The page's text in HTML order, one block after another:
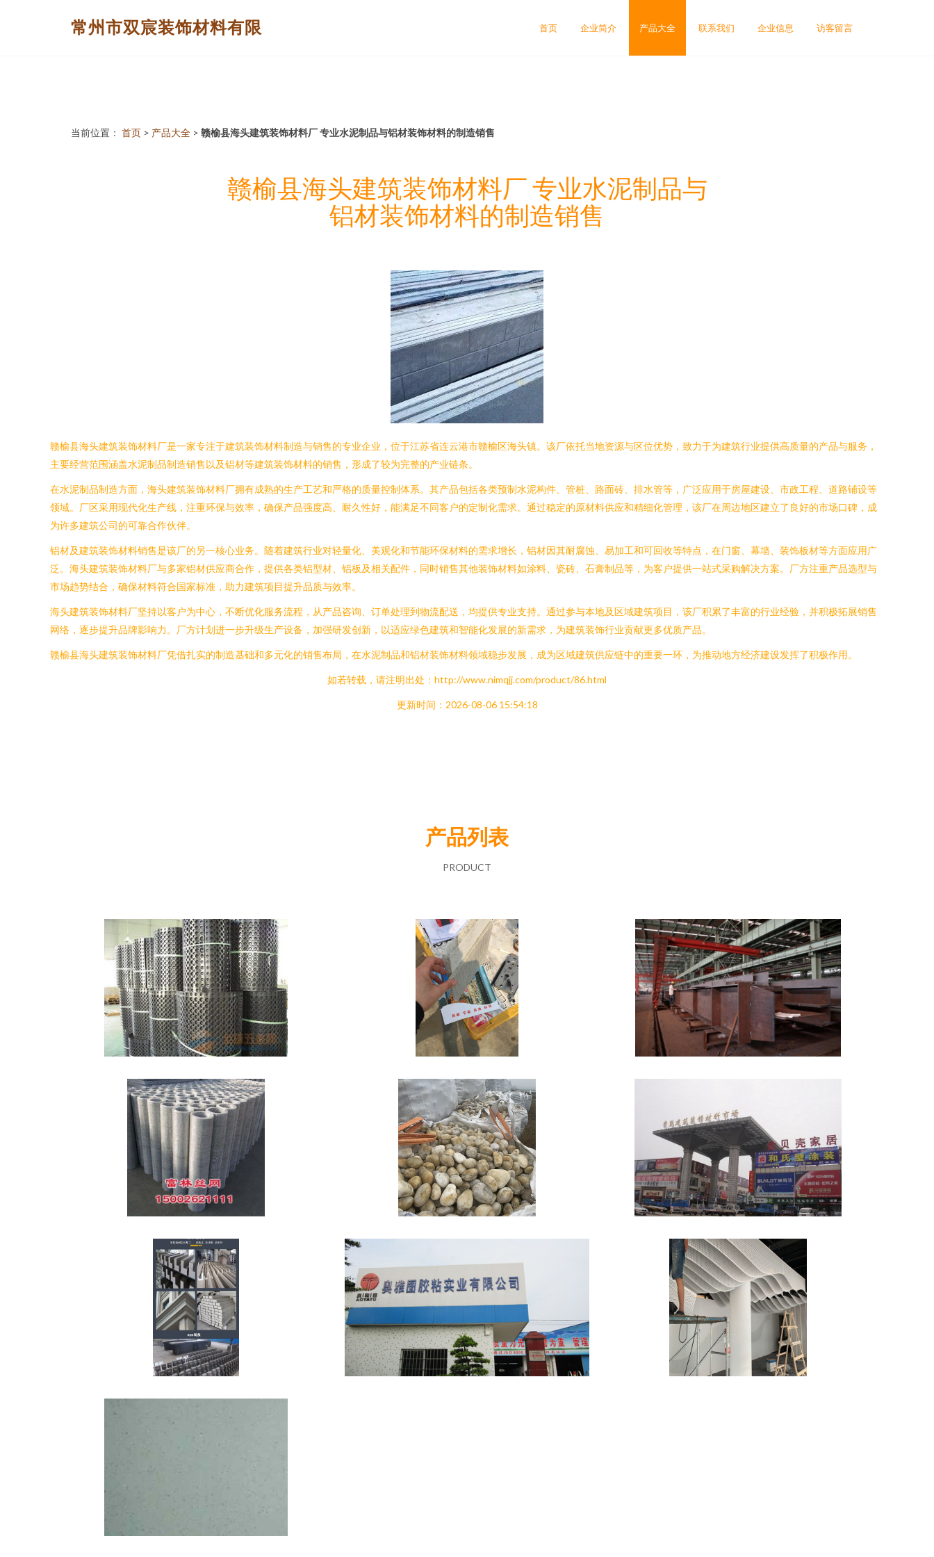
常州市双宸装饰材料有限 首页 企业简介 产品大全 联系我们 企业信息 访客留言
当前位置： 首页 > 产品大全 > 赣榆县海头建筑装饰材料厂 专业水泥制品与铝材装饰材料的制造销售
赣榆县海头建筑装饰材料厂 专业水泥制品与
铝材装饰材料的制造销售
赣榆县海头建筑装饰材料厂是一家专注于建筑装饰材料制造与销售的专业企业，位于江苏省连云港市赣榆区海头镇。该厂依托当地资源与区位优势，致力于为建筑行业提供高质量的产品与服务，
主要经营范围涵盖水泥制品制造销售以及铝材等建筑装饰材料的销售，形成了较为完整的产业链条。
在水泥制品制造方面，海头建筑装饰材料厂拥有成熟的生产工艺和严格的质量控制体系。其产品包括各类预制水泥构件、管桩、路面砖、排水管等，广泛应用于房屋建设、市政工程、道路铺设等
领域。厂区采用现代化生产线，注重环保与效率，确保产品强度高、耐久性好，能满足不同客户的定制化需求。通过稳定的原材料供应和精细化管理，该厂在周边地区建立了良好的市场口碑，成
为许多建筑公司的可靠合作伙伴。
铝材及建筑装饰材料销售是该厂的另一核心业务。随着建筑行业对轻量化、美观化和节能环保材料的需求增长，铝材因其耐腐蚀、易加工和可回收等特点，在门窗、幕墙、装饰板材等方面应用广
泛。海头建筑装饰材料厂与多家铝材供应商合作，提供各类铝型材、铝板及相关配件，同时销售其他装饰材料如涂料、瓷砖、石膏制品等，为客户提供一站式采购解决方案。厂方注重产品选型与
市场趋势结合，确保材料符合国家标准，助力建筑项目提升品质与效率。
海头建筑装饰材料厂坚持以客户为中心，不断优化服务流程，从产品咨询、订单处理到物流配送，均提供专业支持。通过参与本地及区域建筑项目，该厂积累了丰富的行业经验，并积极拓展销售
网络，逐步提升品牌影响力。厂方计划进一步升级生产设备，加强研发创新，以适应绿色建筑和智能化发展的新需求，为建筑装饰行业贡献更多优质产品。
赣榆县海头建筑装饰材料厂凭借扎实的制造基础和多元化的销售布局，在水泥制品和铝材装饰材料领域稳步发展，成为区域建筑供应链中的重要一环，为推动地方经济建设发挥了积极作用。
如若转载，请注明出处：http://www.nimqjj.com/product/86.html
更新时间：2026-08-06 15:54:18
产品列表
PRODUCT